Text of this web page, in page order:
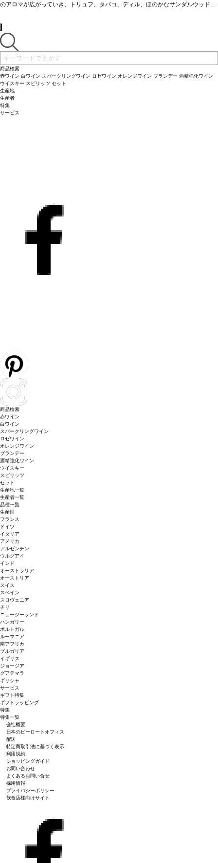
コ、ペッパーとビタースゥイートチョコレートの含みがあります。柔らかなテクス
グ、テクニカルディレクター
のアロマが広がっていき、トリュフ、タバコ、ディル、ほのかなサンダルウッドの
コ、ペッパーとビタースゥイートチョコレートの含みがあります。柔らかなテクス
チャーと極めて滑らかで、きめ細やかなタンニンはワインが長い寿命を持つ、高級
でエレガントそして繊細である事を語っています。 byフランシスコ・バエティッ
グ、テクニカルディレクター
商品検索
赤ワイン 白ワイン スパークリングワイン ロゼワイン オレンジワイン ブランデー 酒精強化ワイン
ウイスキー スピリッツ セット
生産地
生産者
特集
サービス
商品検索
赤ワイン
白ワイン
スパークリングワイン
ロゼワイン
オレンジワイン
ブランデー
酒精強化ワイン
ウイスキー
スピリッツ
セット
生産地一覧
生産者一覧
品種一覧
生産国
フランス
ドイツ
イタリア
アメリカ
アルゼンチン
ウルグアイ
インド
オーストラリア
オーストリア
スイス
スペイン
スロヴェニア
チリ
ニュージーランド
ハンガリー
ポルトガル
ルーマニア
南アフリカ
ブルガリア
イギリス
ジョージア
グアテマラ
ギリシャ
サービス
ギフト特集
ギフトラッピング
特集
特集一覧
会社概要
日本のピーロートオフィス
配送
特定商取引法に基づく表示
利用規約
ショッピングガイド
お問い合わせ
よくあるお問い合せ
採用情報
プライバシーポリシー
飲食店様向けサイト